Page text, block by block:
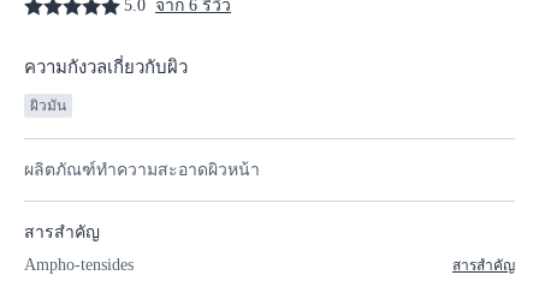
5.0 จาก 6 รีวิว
ความกังวลเกี่ยวกับผิว
ผิวมัน
ผลิตภัณฑ์ทำความสะอาดผิวหน้า
สารสำคัญ
Ampho-tensides
สารสำคัญ